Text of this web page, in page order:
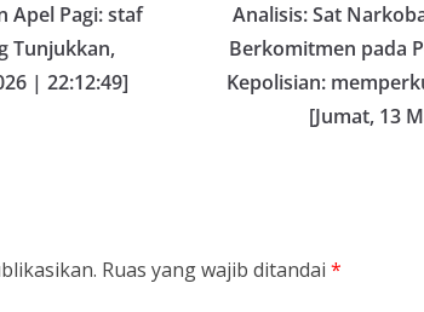
Apel Pagi: staf
Tunjukkan,
| 22:12:49]
Analisis: Sat
Berkomitmen pada
Kepolisian:
[Jumat, 13
Ruas yang wajib ditandai *